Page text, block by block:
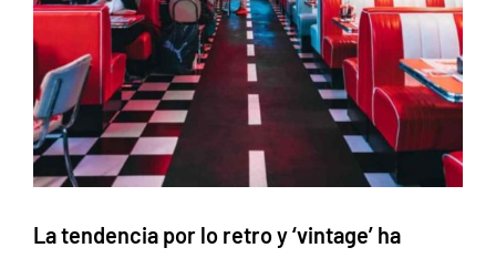
La tendencia por lo retro y ‘vintage’ ha